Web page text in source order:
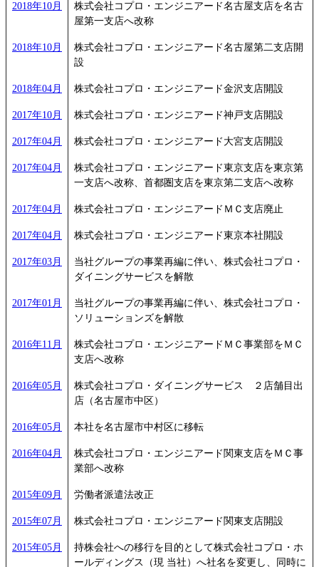
2018年10月
株式会社コプロ・エンジニアード名古屋支店を名古
屋第一支店へ改称
2018年10月
株式会社コプロ・エンジニアード名古屋第二支店開
設
2018年04月 株式会社コプロ・エンジニアード金沢支店開設
2017年10月 株式会社コプロ・エンジニアード神戸支店開設
2017年04月 株式会社コプロ・エンジニアード大宮支店開設
2017年04月
株式会社コプロ・エンジニアード東京支店を東京第
一支店へ改称、首都圏支店を東京第二支店へ改称
2017年04月 株式会社コプロ・エンジニアードＭＣ支店廃止
2017年04月 株式会社コプロ・エンジニアード東京本社開設
2017年03月
当社グループの事業再編に伴い、株式会社コプロ・
ダイニングサービスを解散
2017年01月
当社グループの事業再編に伴い、株式会社コプロ・
ソリューションズを解散
2016年11月
株式会社コプロ・エンジニアードＭＣ事業部をＭＣ
支店へ改称
2016年05月
株式会社コプロ・ダイニングサービス ２店舗目出
店（名古屋市中区）
2016年05月 本社を名古屋市中村区に移転
2016年04月
株式会社コプロ・エンジニアード関東支店をＭＣ事
業部へ改称
2015年09月 労働者派遣法改正
2015年07月 株式会社コプロ・エンジニアード関東支店開設
2015年05月
持株会社への移行を目的として株式会社コプロ・ホ
ールディングス（現 当社）へ社名を変更し、同時に